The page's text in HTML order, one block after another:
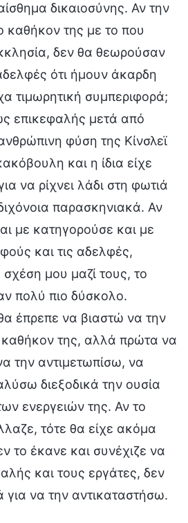
δικαιοσύνης. Αν την
της με το που
δεν θα θεωρούσαν
ότι ήμουν άκαρδη
τιμωρητική συμπεριφορά;
επικεφαλής μετά από
φύση της Κίνσλεϊ
και η ίδια είχε
να ρίχνει λάδι στη φωτιά
παρασκηνιακά. Αν
με κατηγορούσε και με
και τις αδελφές,
μου μαζί τους, το
πολύ πιο δύσκολο.
έπρεπε να βιαστώ να την
της, αλλά πρώτα να
την αντιμετωπίσω, να
διεξοδικά την ουσία
ενεργειών της. Αν το
τότε θα είχε ακόμα
το έκανε και συνέχιζε να
και τους εργάτες, δεν
να την αντικαταστήσω.